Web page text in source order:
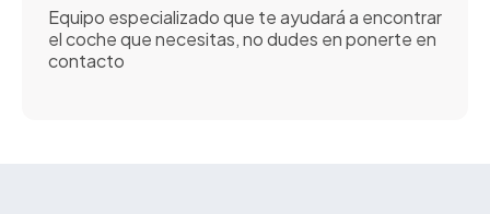
Equipo especializado que te ayudará a encontrar
el coche que necesitas, no dudes en ponerte en
contacto